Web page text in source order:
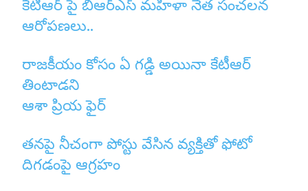
కేటీఆర్ పై బీఆర్ఎస్ మహిళా నేత సంచలన
ఆరోపణలు..
రాజకీయం కోసం ఏ గడ్డి అయినా కేటీఆర్
తింటాడని
ఆశా ప్రియ ఫైర్
తనపై నీచంగా పోస్టు వేసిన వ్యక్తితో ఫోటో
దిగడంపై ఆగ్రహం